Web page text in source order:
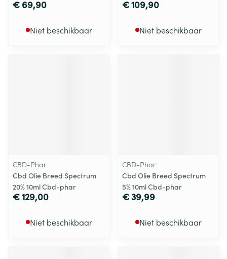
€ 69,90
Niet beschikbaar
€ 109,90
Niet beschikbaar
CBD-Phar
Cbd Olie Breed Spectrum
20% 10ml Cbd-phar
€ 129,00
Niet beschikbaar
CBD-Phar
Cbd Olie Breed Spectrum
5% 10ml Cbd-phar
€ 39,99
Niet beschikbaar